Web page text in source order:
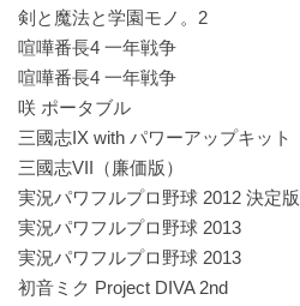
剣と魔法と学園モノ。2
喧嘩番長4 一年戦争
喧嘩番長4 一年戦争
咲 ポータブル
三國志IX with パワーアップキット
三國志VII（廉価版）
実況パワフルプロ野球 2012 決定版
実況パワフルプロ野球 2013
実況パワフルプロ野球 2013
初音ミク Project DIVA 2nd